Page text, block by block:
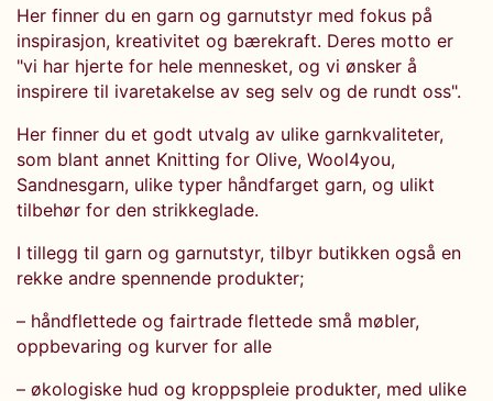
Her finner du en garn og garnutstyr med fokus på
inspirasjon, kreativitet og bærekraft. Deres motto er
"vi har hjerte for hele mennesket, og vi ønsker å
inspirere til ivaretakelse av seg selv og de rundt oss".
Her finner du et godt utvalg av ulike garnkvaliteter,
som blant annet Knitting for Olive, Wool4you,
Sandnesgarn, ulike typer håndfarget garn, og ulikt
tilbehør for den strikkeglade.
I tillegg til garn og garnutstyr, tilbyr butikken også en
rekke andre spennende produkter;
– håndflettede og fairtrade flettede små møbler,
oppbevaring og kurver for alle
– økologiske hud og kroppspleie produkter, med ulike